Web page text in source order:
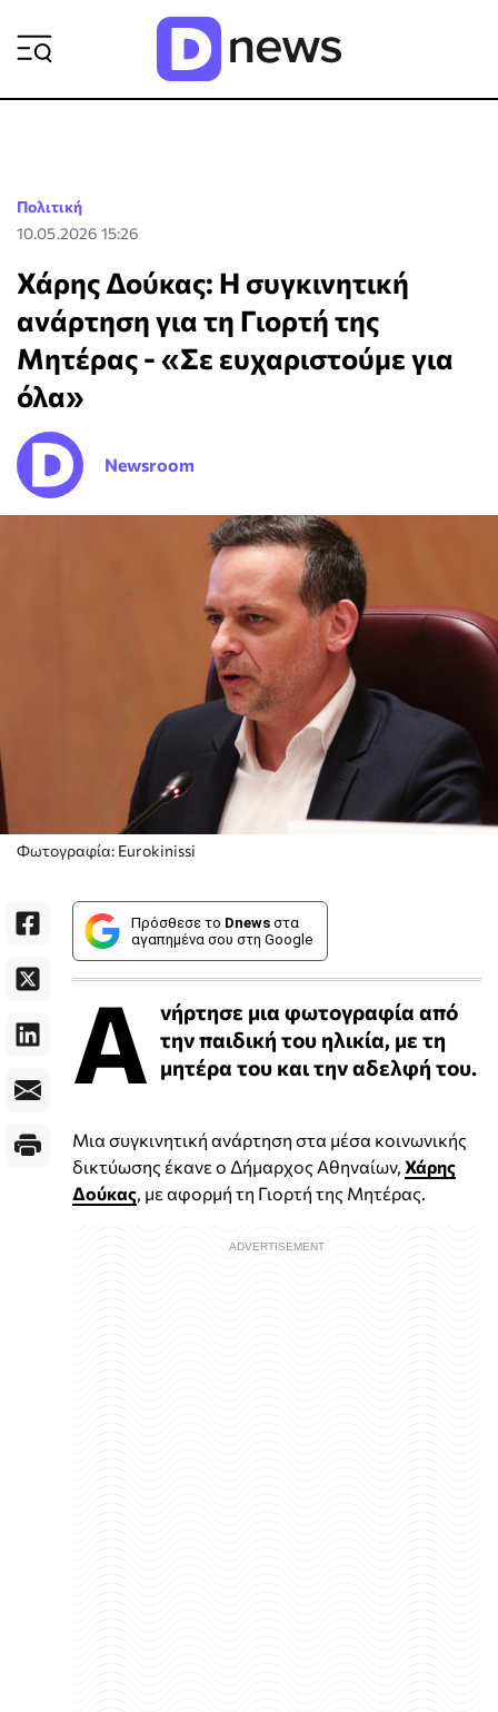
Πολιτική
10.05.2026 15:26
Χάρης Δούκας: Η συγκινητική
ανάρτηση για τη Γιορτή της
Μητέρας - «Σε ευχαριστούμε για
όλα»
Newsroom
Φωτογραφία: Eurokinissi
Πρόσθεσε το Dnews στα
αγαπημένα σου στη Google
Α νήρτησε μια φωτογραφία από
την παιδική του ηλικία, με τη
μητέρα του και την αδελφή του.
Μια συγκινητική ανάρτηση στα μέσα κοινωνικής
δικτύωσης έκανε ο Δήμαρχος Αθηναίων, Χάρης
Δούκας , με αφορμή τη Γιορτή της Μητέρας.